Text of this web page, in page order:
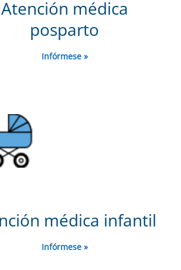
Atención médica
posparto
Infórmese »
médica infantil
Infórmese »